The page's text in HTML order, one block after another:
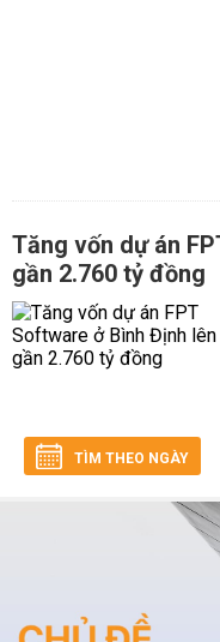
Tăng vốn dự án
gần 2.760 tỷ đồng
TÌM THEO NGÀY